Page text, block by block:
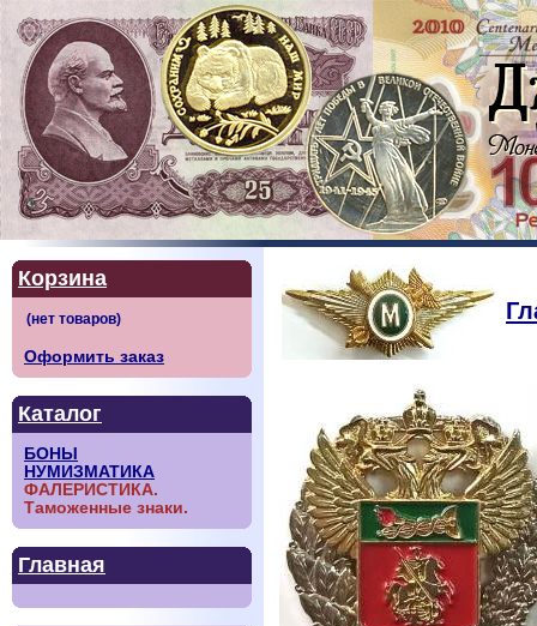
Корзина
Оформить заказ
Каталог
БОНЫ
НУМИЗМАТИКА
ФАЛЕРИСТИКА.
Таможенные знаки.
Главная